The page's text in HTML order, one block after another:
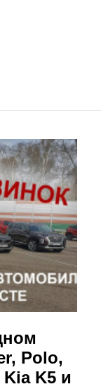
Polo,
Kia K5 и